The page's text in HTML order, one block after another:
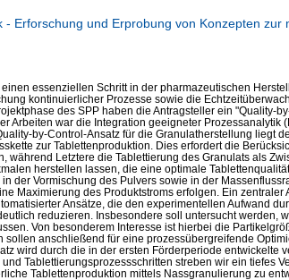
Erforschung und Erprobung von Konzepten zur
essenziellen Schritt in der pharmazeutischen
kontinuierlicher Prozesse sowie die
des SPP haben die Antragsteller ein "Quality-
Arbeiten war die Integration geeigneter Prozessanalytik
by-Control-Ansatz für die Granulatherstellung liegt
zur Tablettenproduktion. Dies erfordert die
während Letztere die Tablettierung des Granulats als
herstellen lassen, die eine optimale
der Vormischung des Pulvers sowie in der
Maximierung des Produktstroms erfolgen. Ein
Ansätze, die den experimentellen Aufwand
reduzieren. Insbesondere soll untersucht werden,
Von besonderem Interesse ist hierbei die
anschließend für eine prozessübergreifende
wird durch die in der ersten Förderperiode entwickelte
Tablettierungsprozessschritten streben wir ein tiefes
Tablettenproduktion mittels Nassgranulierung zu